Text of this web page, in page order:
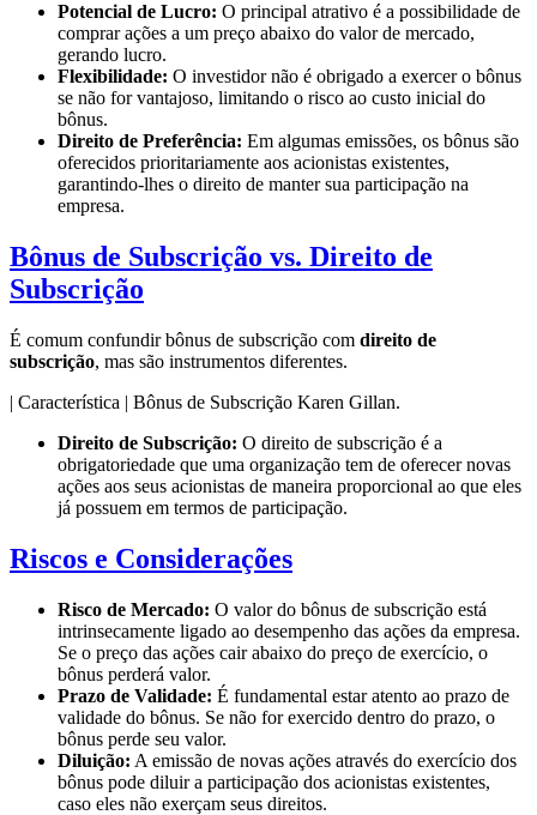
Potencial de Lucro: O principal atrativo é a possibilidade de
comprar ações a um preço abaixo do valor de mercado,
gerando lucro.
Flexibilidade: O investidor não é obrigado a exercer o bônus
se não for vantajoso, limitando o risco ao custo inicial do
bônus.
Direito de Preferência: Em algumas emissões, os bônus são
oferecidos prioritariamente aos acionistas existentes,
garantindo-lhes o direito de manter sua participação na
empresa.
Bônus de Subscrição vs. Direito de
Subscrição
É comum confundir bônus de subscrição com direito de
subscrição, mas são instrumentos diferentes.
| Característica | Bônus de Subscrição
Direito de Subscrição: O direito de subscrição é a
obrigatoriedade que uma organização tem de oferecer novas
ações aos seus acionistas de maneira proporcional ao que eles
já possuem em termos de participação.
Riscos e Considerações
Risco de Mercado: O valor do bônus de subscrição está
intrinsecamente ligado ao desempenho das ações da empresa.
Se o preço das ações cair abaixo do preço de exercício, o
bônus perderá valor.
Prazo de Validade: É fundamental estar atento ao prazo de
validade do bônus. Se não for exercido dentro do prazo, o
bônus perde seu valor.
Diluição: A emissão de novas ações através do exercício dos
bônus pode diluir a participação dos acionistas existentes,
caso eles não exerçam seus direitos.